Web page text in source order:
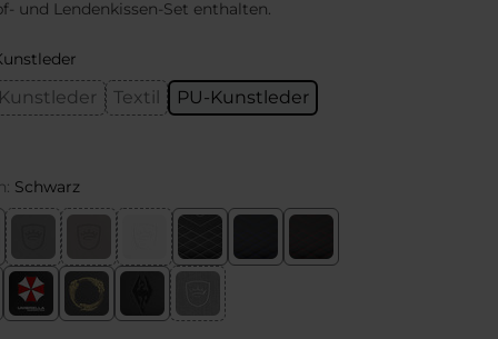
und Lendenkissen-Set enthalten.
Textil
PU-Kunstleder
Schwarz